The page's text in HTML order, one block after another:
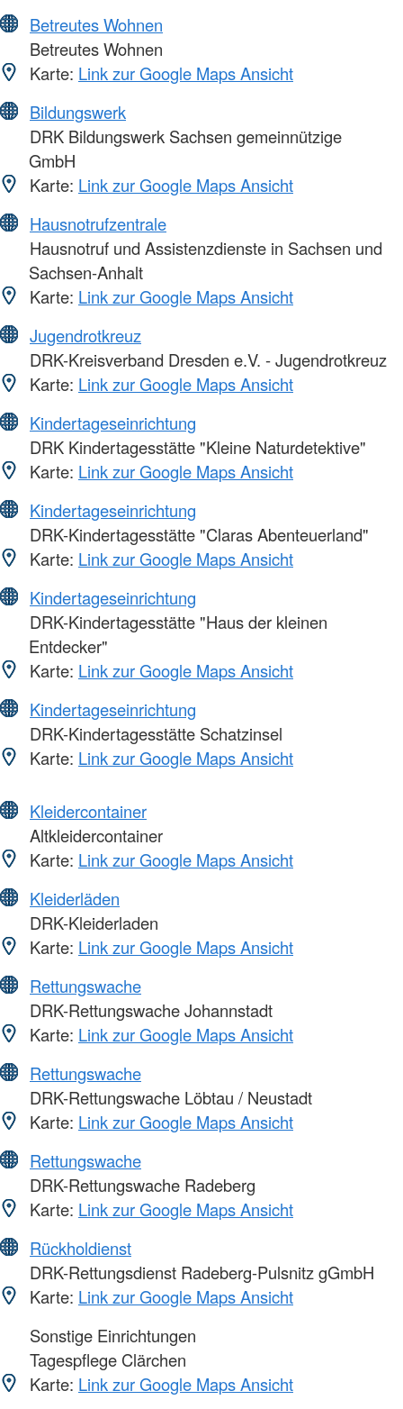
Betreutes Wohnen
Betreutes Wohnen
Karte: Link zur Google Maps Ansicht
Bildungswerk
DRK Bildungswerk Sachsen gemeinnützige
GmbH
Karte: Link zur Google Maps Ansicht
Hausnotrufzentrale
Hausnotruf und Assistenzdienste in Sachsen und
Sachsen-Anhalt
Karte: Link zur Google Maps Ansicht
Jugendrotkreuz
DRK-Kreisverband Dresden e.V. - Jugendrotkreuz
Karte: Link zur Google Maps Ansicht
Kindertageseinrichtung
DRK Kindertagesstätte "Kleine Naturdetektive"
Karte: Link zur Google Maps Ansicht
Kindertageseinrichtung
DRK-Kindertagesstätte "Claras Abenteuerland"
Karte: Link zur Google Maps Ansicht
Kindertageseinrichtung
DRK-Kindertagesstätte "Haus der kleinen
Entdecker"
Karte: Link zur Google Maps Ansicht
Kindertageseinrichtung
DRK-Kindertagesstätte Schatzinsel
Karte: Link zur Google Maps Ansicht
Kleidercontainer
Altkleidercontainer
Karte: Link zur Google Maps Ansicht
Kleiderläden
DRK-Kleiderladen
Karte: Link zur Google Maps Ansicht
Rettungswache
DRK-Rettungswache Johannstadt
Karte: Link zur Google Maps Ansicht
Rettungswache
DRK-Rettungswache Löbtau / Neustadt
Karte: Link zur Google Maps Ansicht
Rettungswache
DRK-Rettungswache Radeberg
Karte: Link zur Google Maps Ansicht
Rückholdienst
DRK-Rettungsdienst Radeberg-Pulsnitz gGmbH
Karte: Link zur Google Maps Ansicht
Sonstige Einrichtungen
Tagespflege Clärchen
Karte: Link zur Google Maps Ansicht